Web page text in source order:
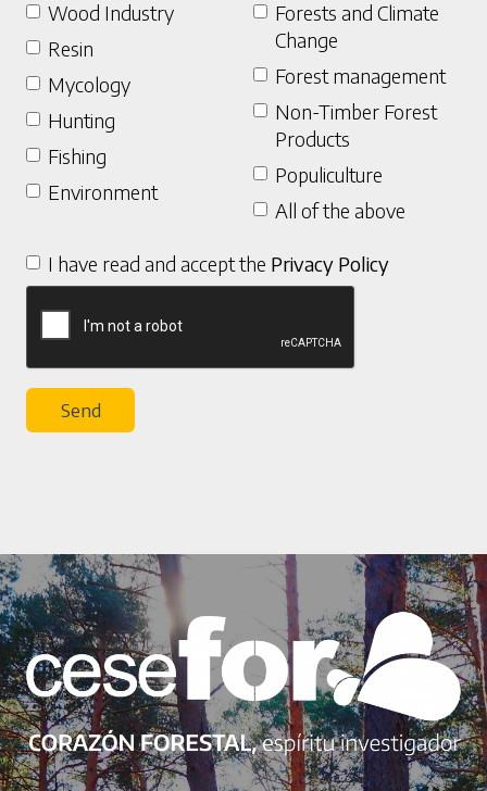
Wood Industry
Resin
Mycology
Hunting
Fishing
Environment
Forests and Climate
Change
Forest management
Non-Timber Forest
Products
Populiculture
All of the above
I have read and accept the Privacy Policy
Send